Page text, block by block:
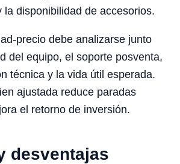
la disponibilidad de accesorios.
precio debe analizarse junto
del equipo, el soporte posventa,
técnica y la vida útil esperada.
ajustada reduce paradas
el retorno de inversión.
desventajas